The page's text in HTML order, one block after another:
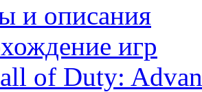
и описания
игр
of Duty: